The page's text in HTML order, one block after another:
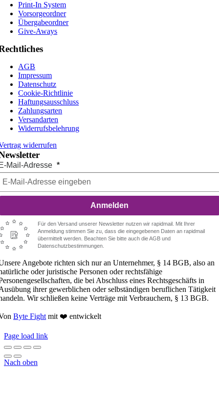
Print-In System
Vorsorgeordner
Übergabeordner
Give-Aways
AGB
Impressum
Datenschutz
Cookie-Richtlinie
Haftungsausschluss
Zahlungsarten
Versandarten
Widerrufsbelehrung
widerrufen
Mail-Adresse
Anmelden
Für den Versand unserer Newsletter nutzen wir rapidmail. Mit Ihrer
Anmeldung stimmen Sie zu, dass die eingegebenen Daten an rapidmail
übermittelt werden. Beachten Sie bitte auch die AGB und
Datenschutzbestimmungen.
Angebote richten sich nur an Unternehmer, § 14 BGB, also an
oder juristische Personen oder rechtsfähige
die bei Abschluss eines Rechtsgeschäfts in
ihrer gewerblichen oder selbständigen beruflichen Tätigkeit
Wir schließen keine Verträge mit Verbrauchern, § 13 BGB.
Byte Fight mit ❤️ entwickelt
Page load link
Nach oben